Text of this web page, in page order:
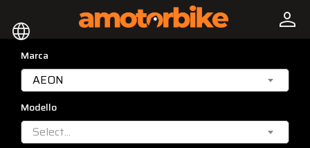
language person
Marca
AEON
Modello
Select...